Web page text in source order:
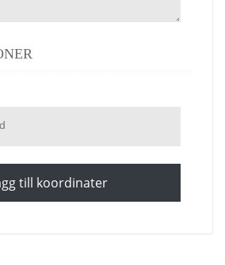
till koordinater